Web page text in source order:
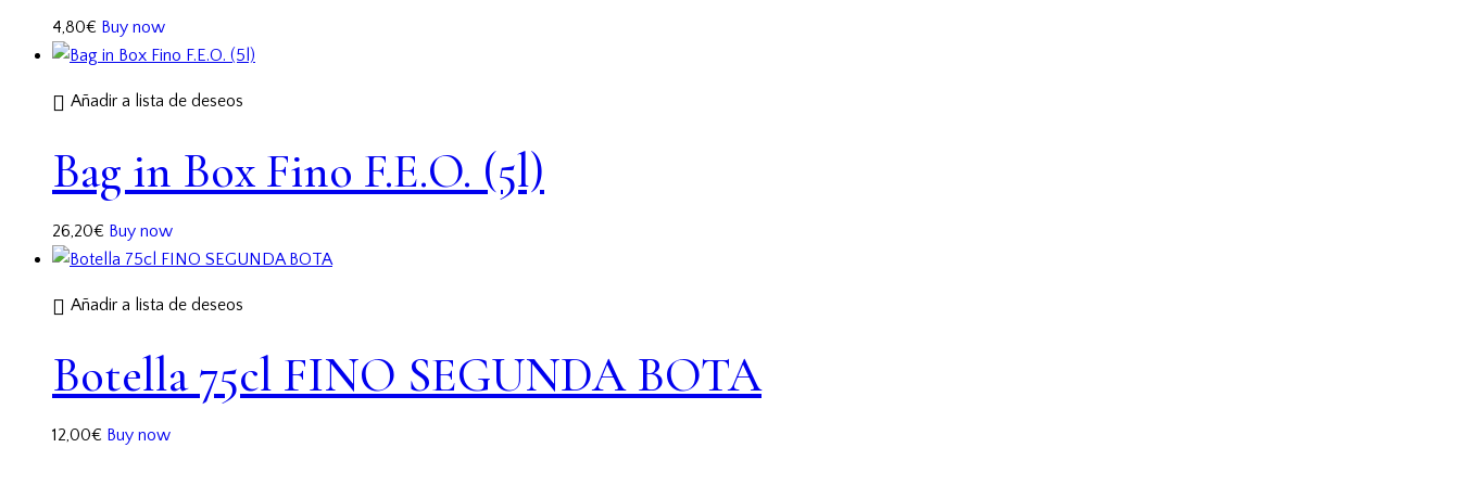
4,80€ Buy now
Añadir a lista de deseos
Bag in Box Fino F.E.O. (5l)
26,20€ Buy now
Añadir a lista de deseos
Botella 75cl FINO SEGUNDA BOTA
12,00€ Buy now